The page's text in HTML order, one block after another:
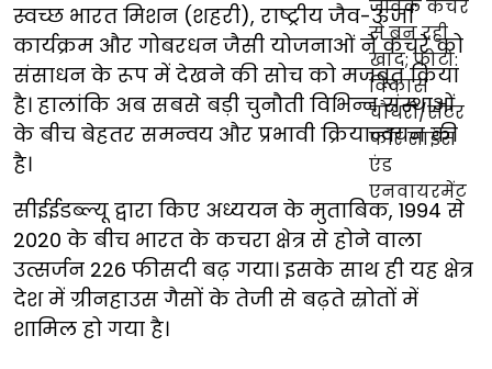
स्वच्छ भारत मिशन (शहरी), राष्ट्रीय जैव-ऊर्जा
कार्यक्रम और गोबरधन जैसी योजनाओं ने कचरे को
संसाधन के रूप में देखने की सोच को मजबूत किया
है। हालांकि अब सबसे बड़ी चुनौती विभिन्न संस्थाओं
के बीच बेहतर समन्वय और प्रभावी क्रियान्वयन की
है।
सीईईडब्ल्यू द्वारा किए अध्ययन के मुताबिक, 1994 से
2020 के बीच भारत के कचरा क्षेत्र से होने वाला
उत्सर्जन 226 फीसदी बढ़ गया। इसके साथ ही यह क्षेत्र
देश में ग्रीनहाउस गैसों के तेजी से बढ़ते स्रोतों में
शामिल हो गया है।